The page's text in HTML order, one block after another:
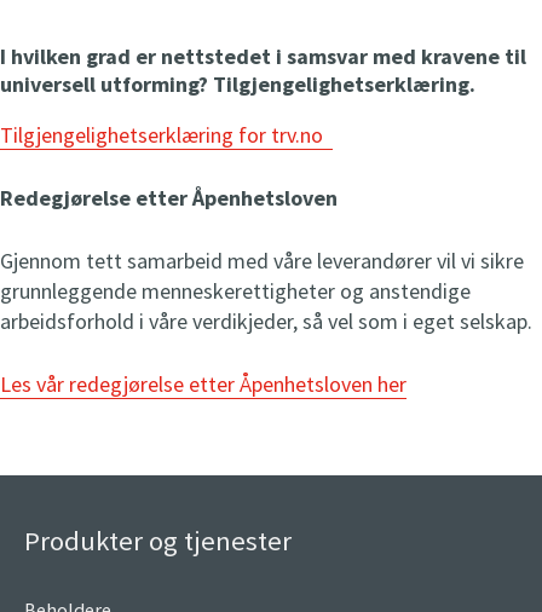
I hvilken grad er nettstedet i samsvar med kravene til
universell utforming? Tilgjengelighetserklæring.
Tilgjengelighetserklæring for trv.no
Redegjørelse etter Åpenhetsloven
Gjennom tett samarbeid med våre leverandører vil vi sikre
grunnleggende menneskerettigheter og anstendige
arbeidsforhold i våre verdikjeder, så vel som i eget selskap.
Les vår redegjørelse etter Åpenhetsloven her
Produkter og tjenester